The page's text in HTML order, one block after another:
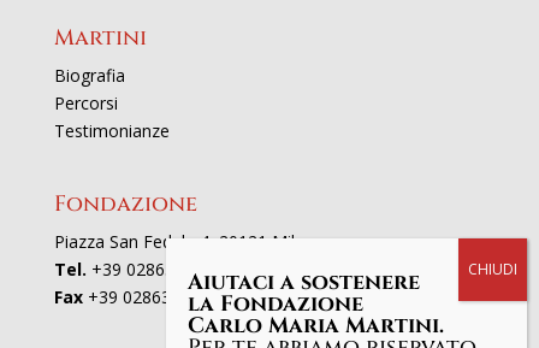
Martini
Biografia
Percorsi
Testimonianze
Fondazione
Piazza San Fedele 4, 20121 Milano
Tel. +39 02863521
Fax+39 0286352801Aiutaci a sostenere
la Fondazione
Carlo Maria Martini.